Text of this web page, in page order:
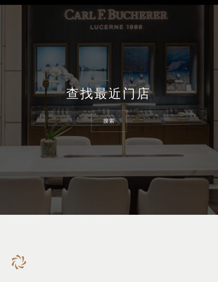
查找最近门店
搜索